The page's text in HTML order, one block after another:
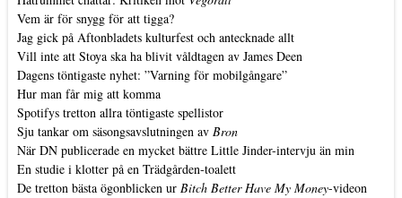
Vem är för snygg för att tigga?
Jag gick på Aftonbladets kulturfest och antecknade allt
Vill inte att Stoya ska ha blivit våldtagen av James Deen
Dagens töntigaste nyhet: ”Varning för mobilgångare”
Hur man får mig att komma
Spotifys tretton allra töntigaste spellistor
Sju tankar om säsongsavslutningen av Bron
När DN publicerade en mycket bättre Little Jinder-intervju än min
En studie i klotter på en Trädgården-toalett
De tretton bästa ögonblicken ur Bitch Better Have My Money-videon